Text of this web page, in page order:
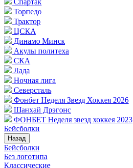
Спартак
Торпедо
Трактор
ЦСКА
Динамо Минск
Акулы политеха
СКА
Лада
Ночная лига
Северсталь
Фонбет Неделя Звезд Хоккея 2026
Шанхай Дрэгонс
ФОНБЕТ Неделя звезд хоккея 2023
Бейсболки
Назад
Бейсболки
Без логотипа
Классические